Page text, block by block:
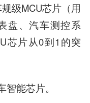
级MCU芯片（用
盘、汽车测控系
芯片从0到1的突
能芯片。